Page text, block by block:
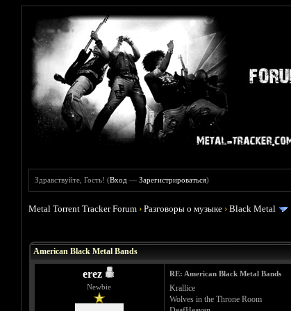
Здравствуйте, Гость! (Вход —Зарегистрироваться)
Metal Torrent Tracker Forum ›Разговоры о музыке ›Black Metal
American Black Metal Bands
erez
Newbie
RE: American Black Metal Bands
Krallice
Wolves in the Throne Room